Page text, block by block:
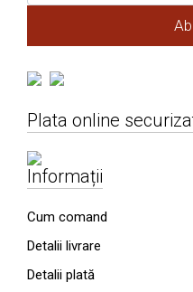
Plata online
Informații
Cum comand
Detalii livrare
Detalii plată